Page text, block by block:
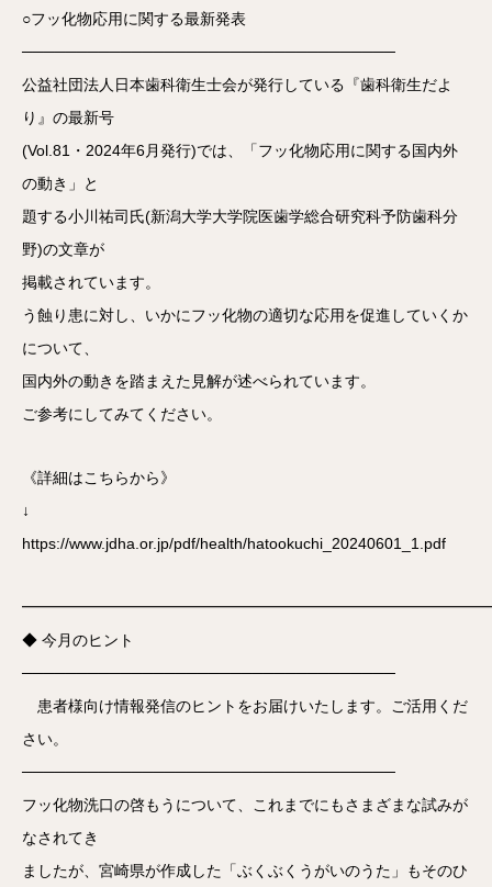
○フッ化物応用に関する最新発表
──────────────────────────────────
公益社団法人日本歯科衛生士会が発行している『歯科衛生だよ
り』の最新号
(Vol.81・2024年6月発行)では、「フッ化物応用に関する国内外
の動き」と
題する小川祐司氏(新潟大学大学院医歯学総合研究科予防歯科分
野)の文章が
掲載されています。
う蝕り患に対し、いかにフッ化物の適切な応用を促進していくか
について、
国内外の動きを踏まえた見解が述べられています。
ご参考にしてみてください。
《詳細はこちらから》
↓
https://www.jdha.or.jp/pdf/health/hatookuchi_20240601_1.pdf
◆ 今月のヒント
──────────────────────────────────
患者様向け情報発信のヒントをお届けいたします。ご活用くだ
さい。
──────────────────────────────────
フッ化物洗口の啓もうについて、これまでにもさまざまな試みが
なされてき
ましたが、宮崎県が作成した「ぶくぶくうがいのうた」もそのひ